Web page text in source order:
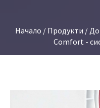
Начало / Продукти /
Comfort -